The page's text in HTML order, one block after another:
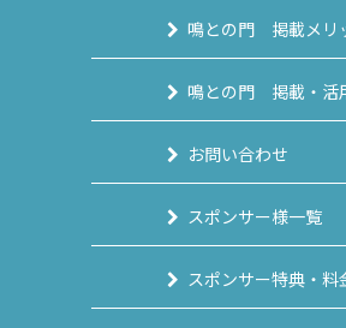
鳴との門 掲載メリ
鳴との門 掲載・活
お問い合わせ
スポンサー様一覧
スポンサー特典・料